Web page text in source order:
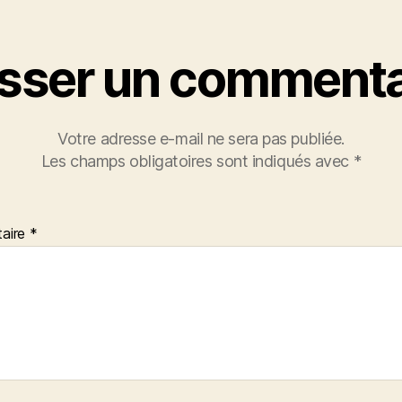
un
Votre adresse e-mail ne sera pas publiée.
Les champs obligatoires sont indiqués avec *
*